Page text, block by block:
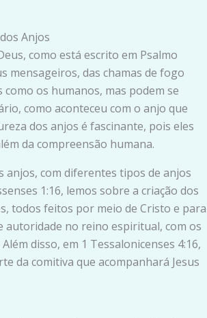
Anjos
como está escrito em Psalmo
mensageiros, das chamas de fogo
os humanos, mas podem se
como aconteceu com o anjo que
dos anjos é fascinante, pois eles
da compreensão humana.
com diferentes tipos de anjos
1:16, lemos sobre a criação dos
todos feitos por meio de Cristo e para
autoridade no reino espiritual, com os
disso, em 1 Tessalonicenses 4:16,
da comitiva que acompanhará Jesus